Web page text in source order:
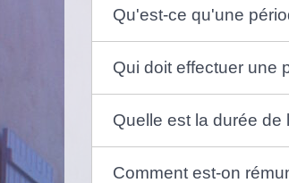
Qu'est-ce qu'une
Qui doit effectuer une
Quelle est la durée de
Comment est-on